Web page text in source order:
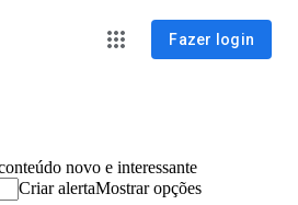
Fazer login
novo e interessante
Criar alertaMostrar opções